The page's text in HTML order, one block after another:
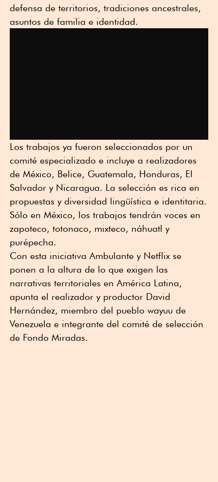
defensa de territorios, tradiciones ancestrales,
asuntos de familia e identidad.
Los trabajos ya fueron seleccionados por un
comité especializado e incluye a realizadores
de México, Belice, Guatemala, Honduras, El
Salvador y Nicaragua. La selección es rica en
propuestas y diversidad lingüística e identitaria.
Sólo en México, los trabajos tendrán voces en
zapoteco, totonaco, mixteco, náhuatl y
purépecha.
Con esta iniciativa Ambulante y Netflix se
ponen a la altura de lo que exigen las
narrativas territoriales en América Latina,
apunta el realizador y productor David
Hernández, miembro del pueblo wayuu de
Venezuela e integrante del comité de selección
de Fondo Miradas.